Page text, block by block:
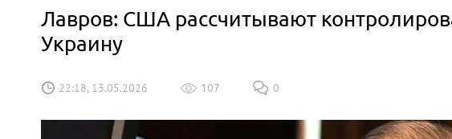
Лавров: США рассчитывают
Украину
22:18, 13.05.2026 107 0